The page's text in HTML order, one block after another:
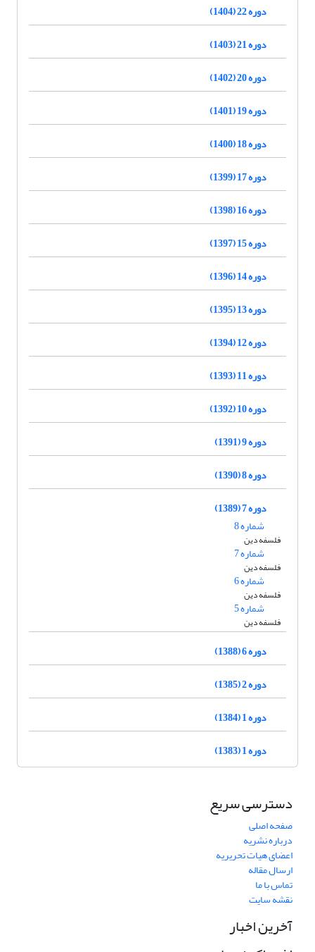
دوره 22 (1404)
دوره 21 (1403)
دوره 20 (1402)
دوره 19 (1401)
دوره 18 (1400)
دوره 17 (1399)
دوره 16 (1398)
دوره 15 (1397)
دوره 14 (1396)
دوره 13 (1395)
دوره 12 (1394)
دوره 11 (1393)
دوره 10 (1392)
دوره 9 (1391)
دوره 8 (1390)
دوره 7 (1389)
شماره 8
فلسفه دین
شماره 7
فلسفه دین
شماره 6
فلسفه دین
شماره 5
فلسفه دین
دوره 6 (1388)
دوره 2 (1385)
دوره 1 (1384)
دوره 1 (1383)
دسترسی سریع
صفحه اصلی
درباره نشریه
اعضای هیات تحریریه
ارسال مقاله
تماس با ما
نقشه سایت
آخرین اخبار